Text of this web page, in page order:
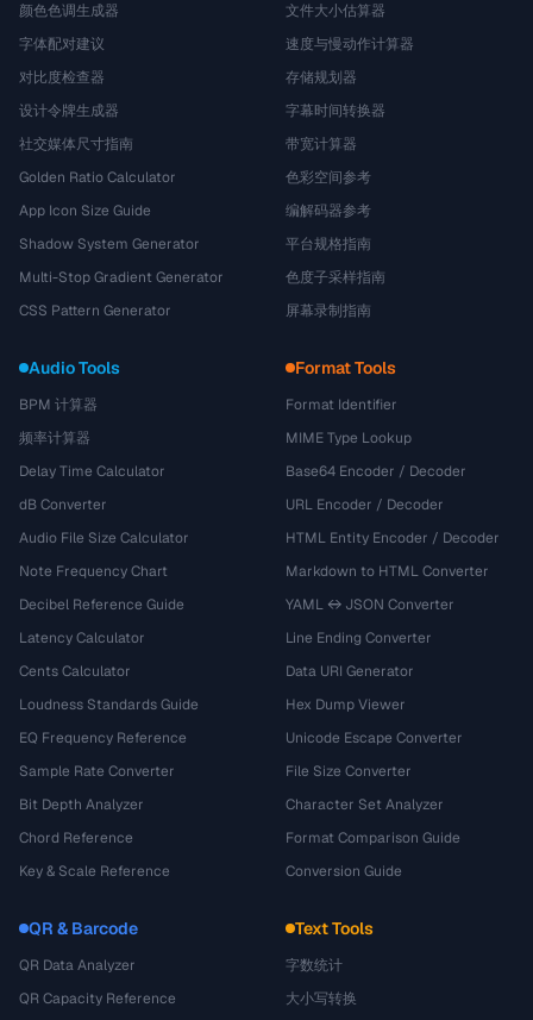
颜色色调生成器
字体配对建议
对比度检查器
设计令牌生成器
社交媒体尺寸指南
Golden Ratio Calculator
App Icon Size Guide
Shadow System Generator
Multi-Stop Gradient Generator
CSS Pattern Generator
文件大小估算器
速度与慢动作计算器
存储规划器
字幕时间转换器
带宽计算器
色彩空间参考
编解码器参考
平台规格指南
色度子采样指南
屏幕录制指南
Audio Tools
BPM 计算器
频率计算器
Delay Time Calculator
dB Converter
Audio File Size Calculator
Note Frequency Chart
Decibel Reference Guide
Latency Calculator
Cents Calculator
Loudness Standards Guide
EQ Frequency Reference
Sample Rate Converter
Bit Depth Analyzer
Chord Reference
Key & Scale Reference
Format Tools
Format Identifier
MIME Type Lookup
Base64 Encoder / Decoder
URL Encoder / Decoder
HTML Entity Encoder / Decoder
Markdown to HTML Converter
YAML ↔ JSON Converter
Line Ending Converter
Data URI Generator
Hex Dump Viewer
Unicode Escape Converter
File Size Converter
Character Set Analyzer
Format Comparison Guide
Conversion Guide
QR & Barcode
QR Data Analyzer
QR Capacity Reference
Text Tools
字数统计
大小写转换